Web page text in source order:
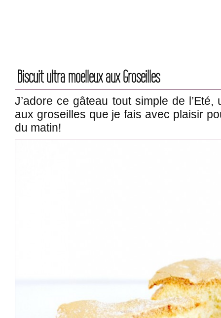
Biscuit ultra moelleux aux Groseilles
J’adore ce gâteau tout simple de
aux groseilles que je fais avec plaisir
du matin!